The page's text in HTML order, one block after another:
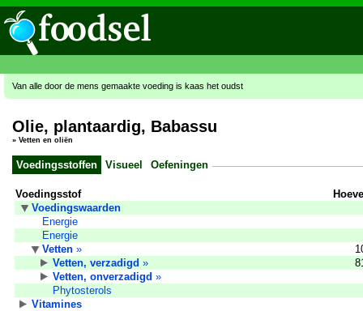
Van alle door de mens gemaakte voeding is kaas het oudst
Olie, plantaardig, Babassu
» Vetten en oliën
Voedingsstoffen Visueel Oefeningen
Voedingsstof
Voedingswaarden
Energie
Energie
Vetten »
Vetten, verzadigd »
Vetten, onverzadigd »
Phytosterols
Vitamines